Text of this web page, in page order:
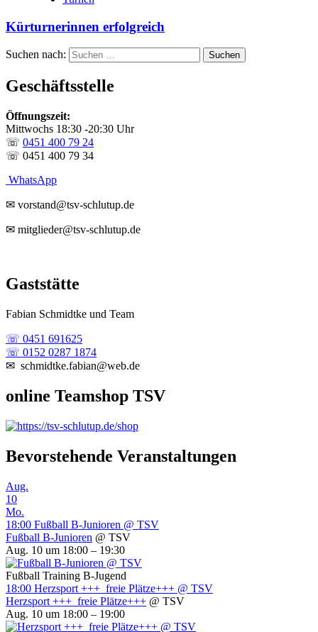
Kürturnerinnen erfolgreich
Suchen nach:
Geschäftsstelle
Öffnungszeit:
Mittwochs 18:30 -20:30 Uhr
☏ 0451 400 79 24
☏ 0451 400 79 34
WhatsApp
✉ vorstand@tsv-schlutup.de
✉ mitglieder@tsv-schlutup.de
Gaststätte
Fabian Schmidtke und Team
☏ 0451 691625
☏ 0152 0287 1874
✉ schmidtke.fabian@web.de
online Teamshop TSV
Bevorstehende Veranstaltungen
Aug.
10
Mo.
18:00 Fußball B-Junioren @ TSV
Fußball B-Junioren @ TSV
Aug. 10 um 18:00 – 19:30
Fußball Training B-Jugend
18:00 Herzsport +++ freie Plätze+++ @ TSV
Herzsport +++ freie Plätze+++ @ TSV
Aug. 10 um 18:00 – 19:00